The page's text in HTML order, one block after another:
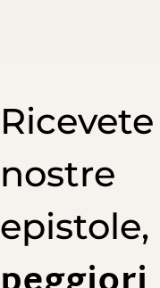
nostre
epistole,
peggiori